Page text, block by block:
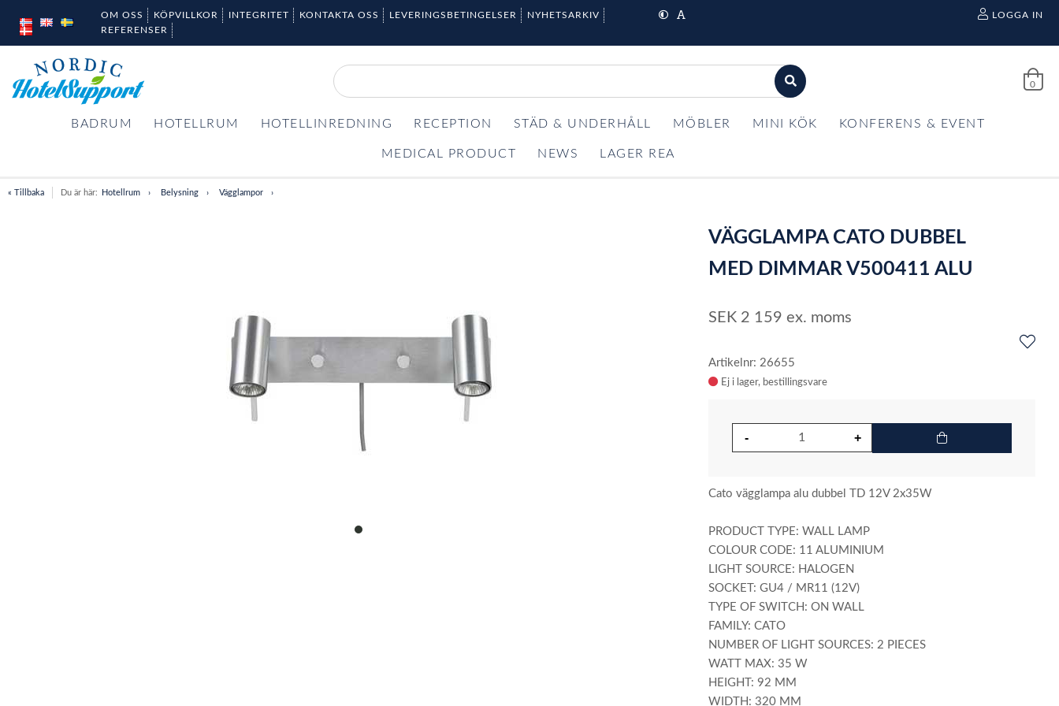
OM OSS KÖPVILLKOR INTEGRITET KONTAKTA OSS LEVERINGSBETINGELSER
NYHETSARKIV
REFERENSER
LOGGA IN
0
BADRUM HOTELLRUM HOTELLINREDNING RECEPTION STÄD & UNDERHÅLL MÖBLER MINI KÖK KONFERENS & EVENT
MEDICAL PRODUCT NEWS LAGER REA
« Tillbaka Du är här: Hotellrum Belysning Vägglampor
item
VÄGGLAMPA CATO DUBBEL
MED DIMMAR V500411 ALU
SEK 2 159 ex. moms
Artikelnr: 26655
Ej i lager
Cato vägglampa alu dubbel TD 12V 2x35W
PRODUCT TYPE: WALL LAMP
COLOUR CODE: 11 ALUMINIUM
LIGHT SOURCE: HALOGEN
SOCKET: GU4 / MR11 (12V)
TYPE OF SWITCH: ON WALL
FAMILY: CATO
NUMBER OF LIGHT SOURCES: 2 PIECES
WATT MAX: 35 W
HEIGHT: 92 MM
WIDTH: 320 MM